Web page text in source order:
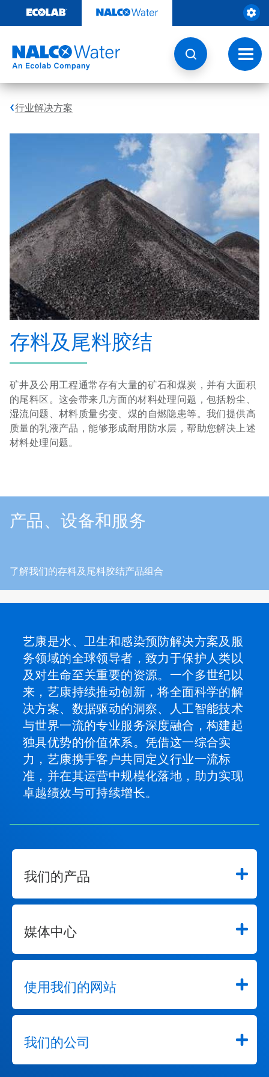
至
切
换
导
航
行业解决方案
存料及尾料胶结
矿井及公用工程通常存有大量的矿石和煤炭，并有大面积
的尾料区。这会带来几方面的材料处理问题，包括粉尘、
湿流问题、材料质量劣变、煤的自燃隐患等。我们提供高
质量的乳液产品，能够形成耐用防水层，帮助您解决上述
材料处理问题。
产品、设备和服务
了解我们的存料及尾料胶结产品组合
艺康是水、卫生和感染预防解决方案及服
务领域的全球领导者，致力于保护人类以
及对生命至关重要的资源。一个多世纪以
来，艺康持续推动创新，将全面科学的解
决方案、数据驱动的洞察、人工智能技术
与世界一流的专业服务深度融合，构建起
独具优势的价值体系。凭借这一综合实
力，艺康携手客户共同定义行业一流标
准，并在其运营中规模化落地，助力实现
卓越绩效与可持续增长。
我们的产品
媒体中心
使用我们的网站
我们的公司